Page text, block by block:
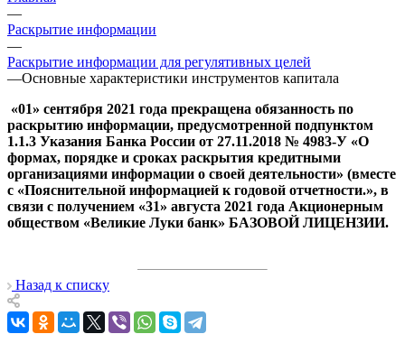
—
Раскрытие информации
—
Раскрытие информации для регулятивных целей
—Основные характеристики инструментов капитала
«01» сентября 2021 года прекращена обязанность по
раскрытию информации, предусмотренной подпунктом
1.1.3 Указания Банка России от 27.11.2018 № 4983-У «О
формах, порядке и сроках раскрытия кредитными
организациями информации о своей деятельности» (вместе
с «Пояснительной информацией к годовой отчетности.», в
связи с получением «31» августа 2021 года Акционерным
обществом «Великие Луки банк» БАЗОВОЙ ЛИЦЕНЗИИ.
Назад к списку